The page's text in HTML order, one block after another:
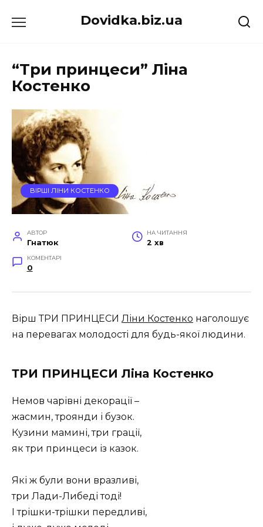
до
Dovidka.biz.ua
“Три принцеси” Ліна
Костенко
ВІРШІ ЛІНИ КОСТЕНКО
АВТОР
Гнатюк
НА ЧИТАННЯ
2 хв
КОМЕНТАРІ
0
Вірш ТРИ ПРИНЦЕСИ Ліни Костенко наголошує
на перевагах молодості для будь-якої людини.
ТРИ ПРИНЦЕСИ Ліна Костенко
Немов чарівні декорації –
жасмин, троянди і бузок.
Кузини мамині, три грації,
як три принцеси із казок.
Які ж були вони вразливі,
три Лади-Либеді тоді!
І трішки-трішки передливі,